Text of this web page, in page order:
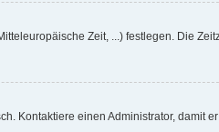
Zeit, ...) festlegen. Die
Kontaktiere einen Administrator, damit